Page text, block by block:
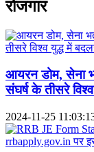
रोजगार
आयरन डोम, सेना
संघर्ष के तीसरे
2024-11-25